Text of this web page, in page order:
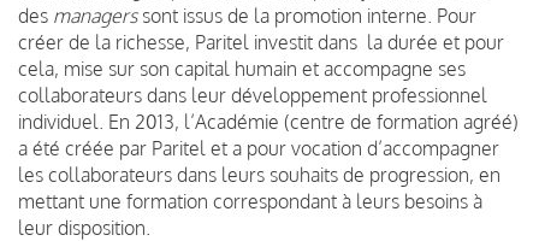
des managerssont issus de la promotion interne. Pour
créer de la richesse, Paritel investit dans la durée et pour
cela, mise sur son capital humain et accompagne ses
collaborateurs dans leur développement professionnel
individuel. En 2013, l’Académie (centre de formation agréé)
a été créée par Paritel et a pour vocation d’accompagner
les collaborateurs dans leurs souhaits de progression, en
mettant une formation correspondant à leurs besoins à
leur disposition.